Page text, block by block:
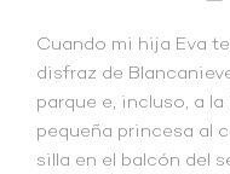
Cuando mi hija Eva
disfraz de
parque e, incluso, a
pequeña princesa al
silla en el balcón del